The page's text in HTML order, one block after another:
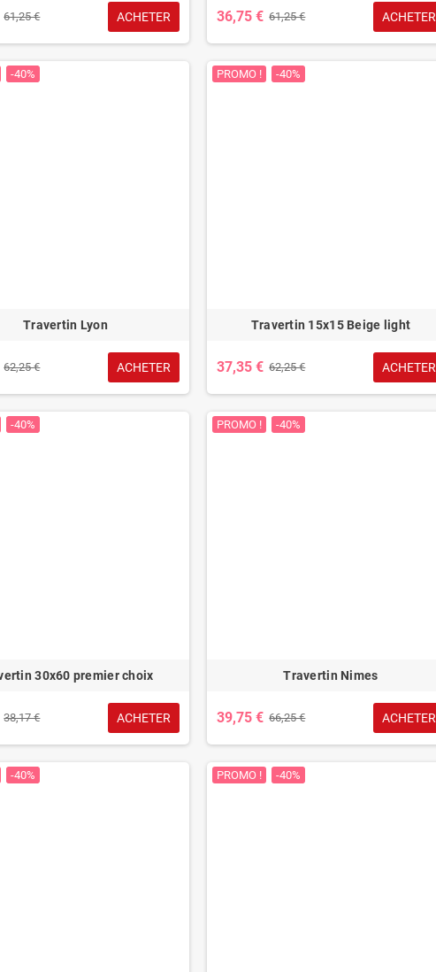
61,25 € ACHETER 36,75 € 61,25 € ACHETER
-40%
Travertin Lyon
62,25 € ACHETER
PROMO ! -40%
Travertin 15x15 Beige light
37,35 € 62,25 € ACHETER
-40%
30x60 premier choix
38,17 € ACHETER
PROMO ! -40%
Travertin Nimes
39,75 € 66,25 € ACHETER
-40% PROMO ! -40%